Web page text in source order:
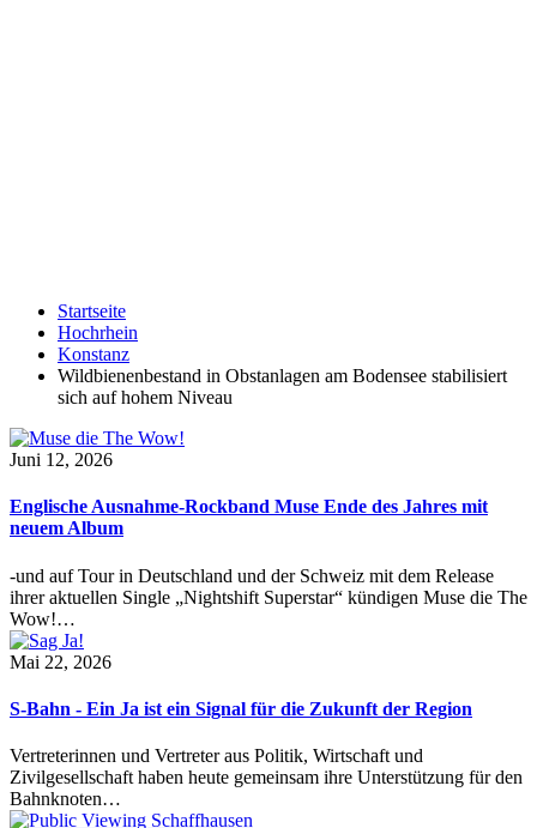
Startseite
Hochrhein
Konstanz
Wildbienenbestand in Obstanlagen am Bodensee stabilisiert
sich auf hohem Niveau
Juni 12, 2026
Englische Ausnahme-Rockband Muse Ende des Jahres mit
neuem Album
-und auf Tour in Deutschland und der Schweiz mit dem Release
ihrer aktuellen Single „Nightshift Superstar“ kündigen Muse die The
Wow!…
Mai 22, 2026
S-Bahn - Ein Ja ist ein Signal für die Zukunft der Region
Vertreterinnen und Vertreter aus Politik, Wirtschaft und
Zivilgesellschaft haben heute gemeinsam ihre Unterstützung für den
Bahnknoten…